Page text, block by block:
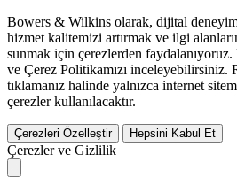
Bowers & Wilkins olarak, dijital
hizmet kalitemizi artırmak ve ilgi
sunmak için çerezlerden
ve Çerez Politikamızı inceleyebilirsiniz.
tıklamanız halinde yalnızca internet
çerezler kullanılacaktır.
Çerezleri Özelleştir Hepsini Kabul Et
Çerezler ve Gizlilik